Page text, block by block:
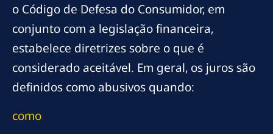
o Código de Defesa do Consumidor, em
conjunto com a legislação financeira,
estabelece diretrizes sobre o que é
considerado aceitável. Em geral, os juros são
definidos como abusivos quando:
como